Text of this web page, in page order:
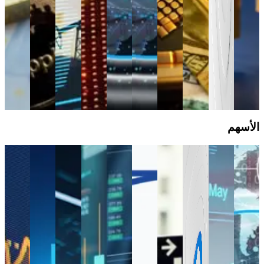
للمتداولين
الحصول
على
التعرض.
دليل
التداول
قد
تُبطئ
المنصة
وتسبب
تعارضات
أو
أخطاء.
دليل
التداول
return
potential.
دليل
التداول
المشفرة
الأسهم
Feb
17,
2026
أفضل
الطروحات
العامة
الأولية
المرتقبة
للمتابعة
في عام
What is
market
volatility?
Feb
2025
ما
بالنسخ
وكيف
يعمل؟
2025
التداول
إعلان
الأرباح
28,
2025
فيبوناتشي
2025
ما هي
أفضل
أسهم
الذكاء
الاصطناعي
للتداول
في عام
What is
range
how do
I use it
2024
دليل
المتأرجح
Swing
trading
تتداول
Nov
19,
الطرح
العام
الأولي